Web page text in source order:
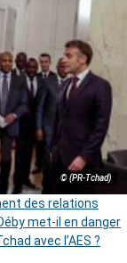
© (PR-Tchad)
des relations
met-il en danger
avec l’AES ?